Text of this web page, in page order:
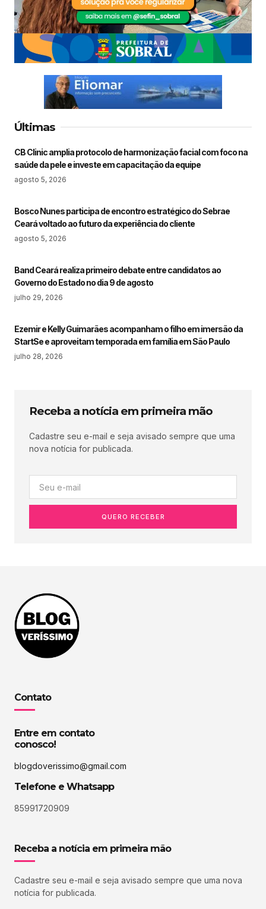
Últimas
CB Clinic amplia protocolo de harmonização facial com foco na
saúde da pele e investe em capacitação da equipe
agosto 5, 2026
Bosco Nunes participa de encontro estratégico do Sebrae
Ceará voltado ao futuro da experiência do cliente
agosto 5, 2026
Band Ceará realiza primeiro debate entre candidatos ao
Governo do Estado no dia 9 de agosto
julho 29, 2026
Ezemir e Kelly Guimarães acompanham o filho em imersão da
StartSe e aproveitam temporada em família em São Paulo
julho 28, 2026
Receba a notícia em primeira mão
Cadastre seu e-mail e seja avisado sempre que uma
nova notícia for publicada.
QUERO RECEBER
Contato
Entre em contato
conosco!
blogdoverissimo@gmail.com
Telefone e Whatsapp
85991720909
Receba a notícia em primeira mão
Cadastre seu e-mail e seja avisado sempre que uma nova
notícia for publicada.